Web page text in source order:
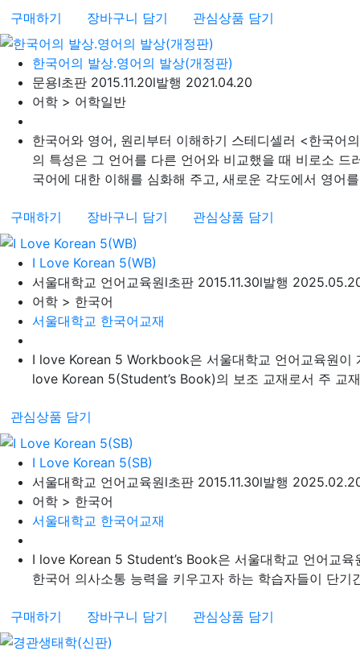
구매하기 장바구니 담기 관심상품 담기
한국어의 발상.영어의 발상(개정판)
문용l초판 2015.11.20l발행 2021.04.20
어학 > 어학일반
한국어와 영어, 원리부터 이해하기 스테디셀러 <한국어
의 특성은 그 언어를 다른 언어와 비교했을 때 비로소
국어에 대한 이해를 심화해 주고, 새로운 각도에서 영어
구매하기 장바구니 담기 관심상품 담기
I Love Korean 5(WB)
서울대학교 언어교육원l초판 2015.11.30l발행
어학 > 한국어
서울대학교 한국어교재
I love Korean 5 Workbook은 서울대학교 언어교육원
love Korean 5(Student’s Book)의 보조 교재로서 주 교
관심상품 담기
I Love Korean 5(SB)
서울대학교 언어교육원l초판 2015.11.30l발행
어학 > 한국어
서울대학교 한국어교재
I love Korean 5 Student’s Book은 서울대학교 언어교
한국어 의사소통 능력을 키우고자 하는 학습자들이 단기
구매하기 장바구니 담기 관심상품 담기